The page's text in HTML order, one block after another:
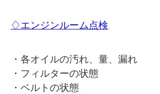
♢エンジンルーム点検
・各オイルの汚れ、量、漏れ
・フィルターの状態
・ベルトの状態